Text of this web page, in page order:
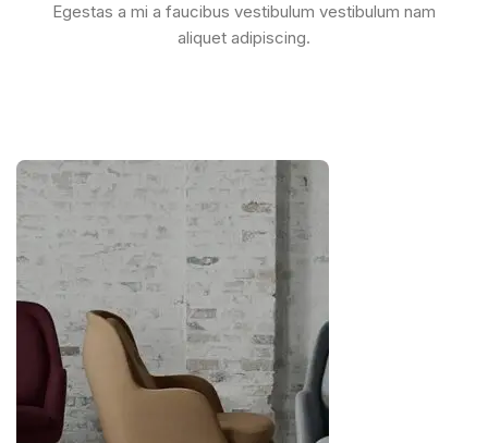
Egestas a mi a faucibus vestibulum vestibulum nam
aliquet adipiscing.